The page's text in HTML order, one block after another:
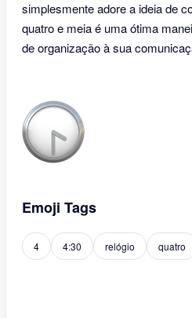
simplesmente adore a ideia de
quatro e meia é uma ótima
de organização à sua
Emoji Tags
4 4:30 relógio quatro